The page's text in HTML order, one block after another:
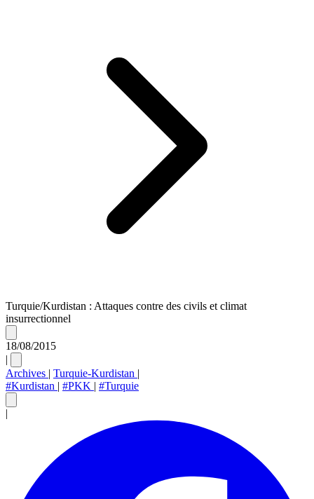
Turquie/Kurdistan : Attaques contre des civils et climat
insurrectionnel
18/08/2015
|
Archives | Turquie-Kurdistan |
#Kurdistan | #PKK | #Turquie
|